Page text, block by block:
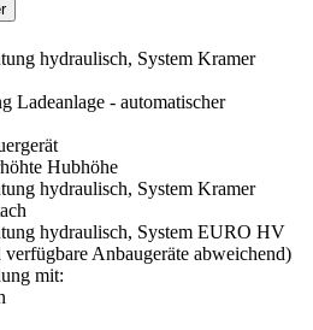
hydraulisch, System Kramer
Ladeanlage - automatischer
Hubhöhe
hydraulisch, System Kramer
hydraulisch, System EURO HV
Anbaugeräte abweichend)
mit: